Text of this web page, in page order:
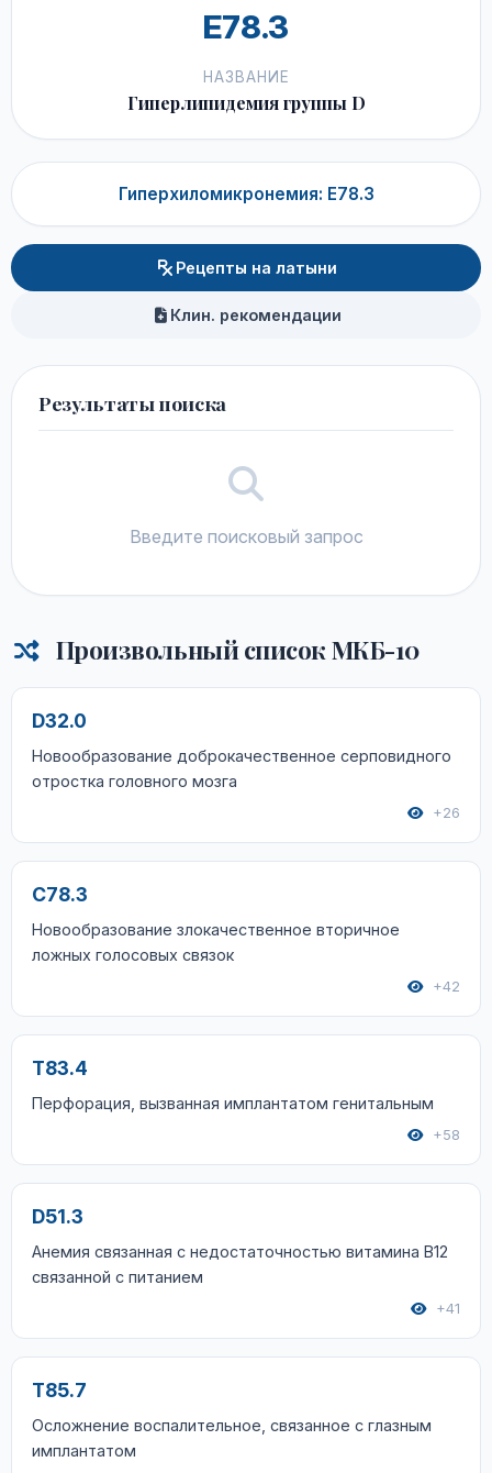
E78.3
НАЗВАНИЕ
Гиперлипидемия группы D
Гиперхиломикронемия: E78.3
Рецепты на латыни
Клин. рекомендации
Результаты поиска
Введите поисковый запрос
Произвольный список МКБ-10
D32.0
Новообразование доброкачественное серповидного
отростка головного мозга
+26
C78.3
Новообразование злокачественное вторичное
ложных голосовых связок
+42
T83.4
Перфорация, вызванная имплантатом генитальным
+58
D51.3
Анемия связанная с недостаточностью витамина B12
связанной с питанием
+41
T85.7
Осложнение воспалительное, связанное с глазным
имплантатом